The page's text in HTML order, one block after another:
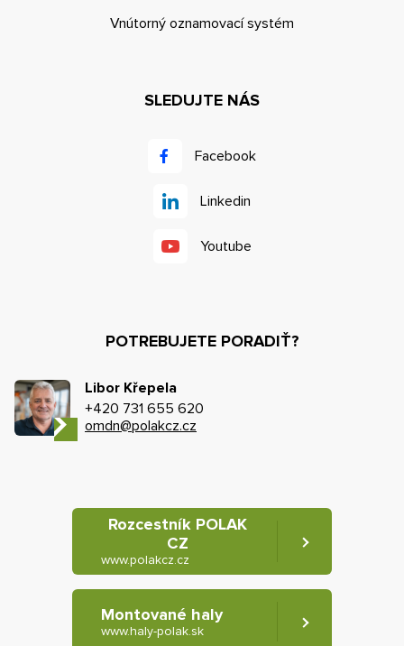
Vnútorný oznamovací systém
SLEDUJTE NÁS
Facebook
Linkedin
Youtube
POTREBUJETE PORADIŤ?
Libor Křepela
+420 731 655 620
omdn@polakcz.cz
Rozcestník POLAK
CZ
www.polakcz.cz
Montované haly
www.haly-polak.sk